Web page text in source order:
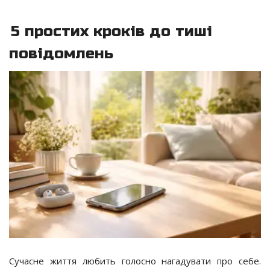
5 простих кроків до тиші
повідомлень
Сучасне життя любить голосно нагадувати про себе.